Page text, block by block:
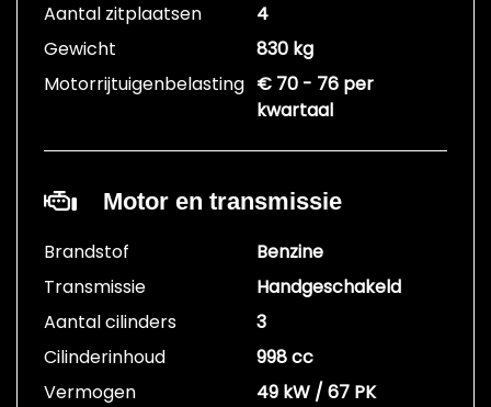
Aantal zitplaatsen
4
Gewicht
830 kg
Motorrijtuigenbelasting € 70 - 76 per
kwartaal
Motor en transmissie
Brandstof
Benzine
Transmissie
Handgeschakeld
Aantal cilinders
3
Cilinderinhoud
998 cc
Vermogen
49 kW / 67 PK